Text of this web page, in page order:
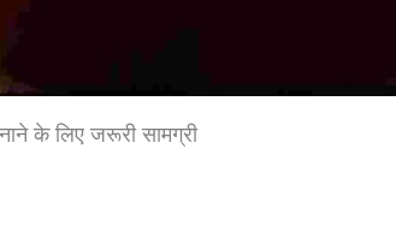
के लिए जरूरी सामग्री